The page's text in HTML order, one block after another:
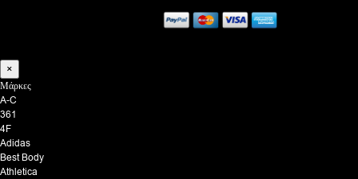
×
Μάρκες
A-C
361
4F
Adidas
Best Body
Athletica